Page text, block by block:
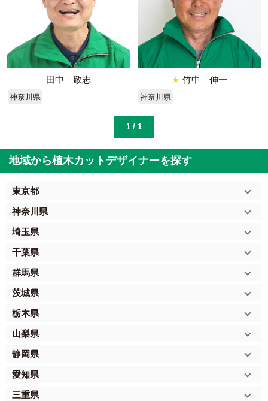
田中 敬志
神奈川県
★ 竹中 伸一
神奈川県
1 / 1
地域から植木カットデザイナーを探す
東京都
神奈川県
埼玉県
千葉県
群馬県
茨城県
栃木県
山梨県
静岡県
愛知県
三重県